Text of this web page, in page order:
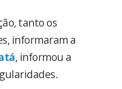
tanto os
informaram a
, informou a